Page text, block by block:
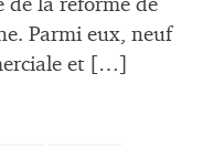
de la réforme de
Parmi eux, neuf
et […]